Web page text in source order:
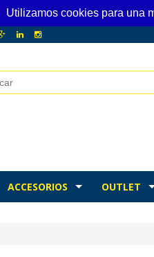
Utilizamos cookies para una
ACCESORIOS OUTLET